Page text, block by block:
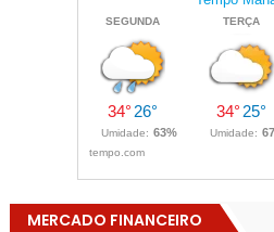
MERCADO FINANCEIRO